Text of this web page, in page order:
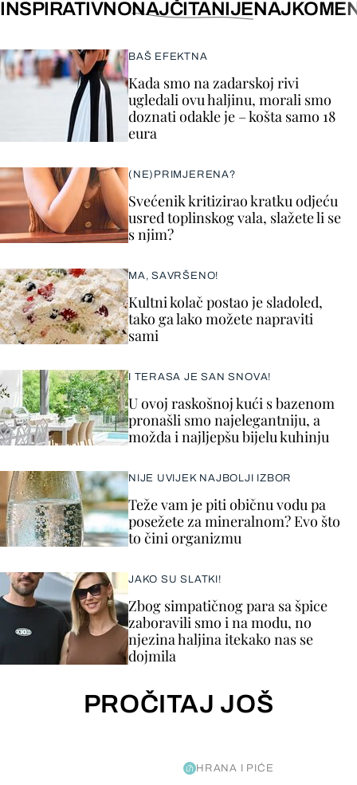
INSPIRATIVNONAJČITANIJE
BAŠ EFEKTNA
Kada smo na zadarskoj rivi
ugledali ovu haljinu, morali smo
doznati odakle je – košta samo 18
eura
(NE)PRIMJERENA?
Svećenik kritizirao kratku odjeću
usred toplinskog vala, slažete li se
s njim?
MA, SAVRŠENO!
Kultni kolač postao je sladoled,
tako ga lako možete napraviti
sami
I TERASA JE SAN SNOVA!
U ovoj raskošnoj kući s bazenom
pronašli smo najelegantniju, a
možda i najljepšu bijelu kuhinju
NIJE UVIJEK NAJBOLJI IZBOR
Teže vam je piti običnu vodu pa
posežete za mineralnom? Evo što
to čini organizmu
JAKO SU SLATKI!
Zbog simpatičnog para sa špice
zaboravili smo i na modu, no
njezina haljina itekako nas se
dojmila
PROČITAJ JOŠ
HRANA I PIĆE